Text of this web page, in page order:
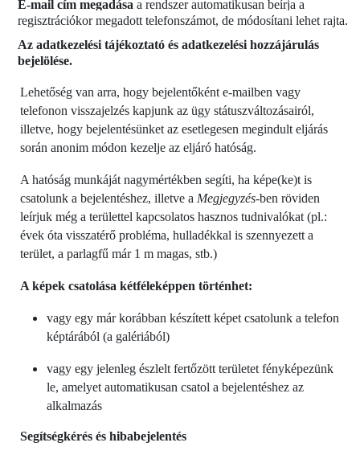
E-mail cím megadása a rendszer automatikusan beírja a
regisztrációkor megadott telefonszámot, de módosítani lehet rajta.
Az adatkezelési tájékoztató és adatkezelési hozzájárulás
bejelölése.
Lehetőség van arra, hogy bejelentőként e-mailben vagy
telefonon visszajelzés kapjunk az ügy státuszváltozásairól,
illetve, hogy bejelentésünket az esetlegesen megindult eljárás
során anonim módon kezelje az eljáró hatóság.
A hatóság munkáját nagymértékben segíti, ha képe(ke)t is
csatolunk a bejelentéshez, illetve a Megjegyzés-ben röviden
leírjuk még a területtel kapcsolatos hasznos tudnivalókat (pl.:
évek óta visszatérő probléma, hulladékkal is szennyezett a
terület, a parlagfű már 1 m magas, stb.)
A képek csatolása kétféleképpen történhet:
vagy egy már korábban készített képet csatolunk a telefon
képtárából (a galériából)
vagy egy jelenleg észlelt fertőzött területet fényképezünk
le, amelyet automatikusan csatol a bejelentéshez az
alkalmazás
Segítségkérés és hibabejelentés